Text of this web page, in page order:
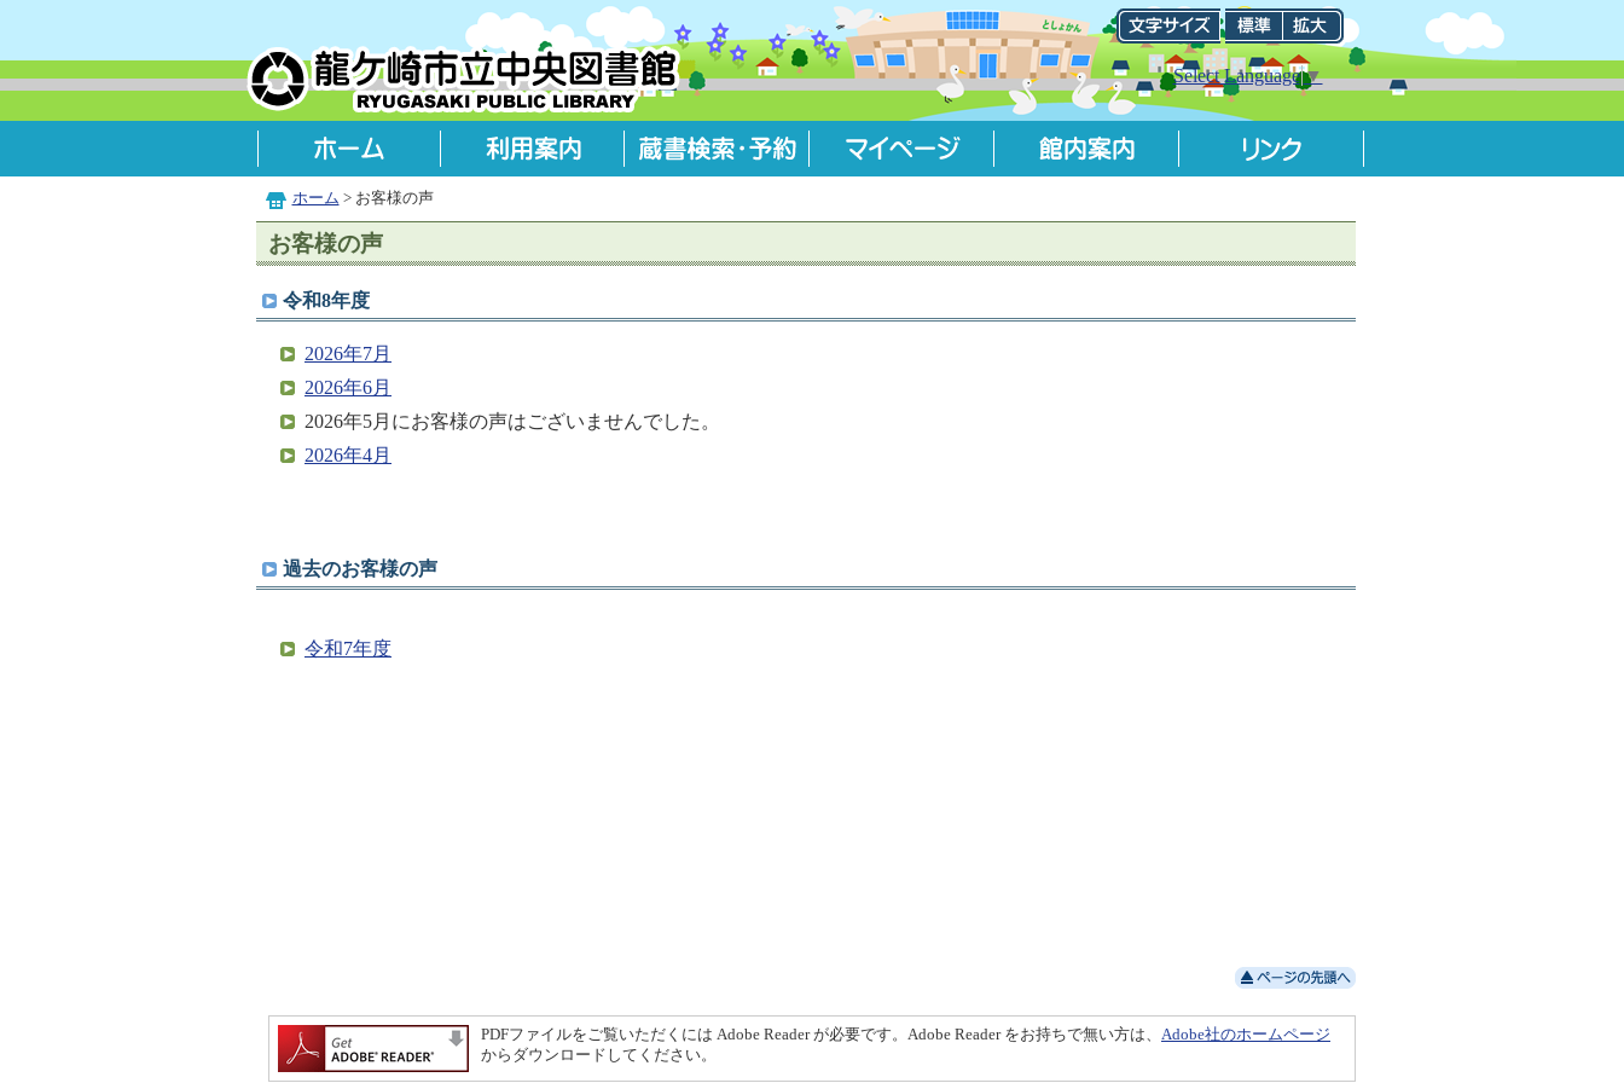
Select Language▼
ホーム > お客様の声
お客様の声
令和8年度
2026年7月
2026年6月
2026年5月にお客様の声はございませんでした。
2026年4月
過去のお客様の声
令和7年度
PDFファイルをご覧いただくには Adobe Reader が必要です。Adobe Reader をお持ちで無い方は、 Adobe社のホームページ
からダウンロードしてください。